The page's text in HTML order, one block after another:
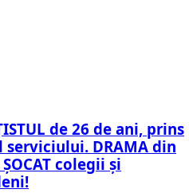
de 26 de ani, prins
serviciului. DRAMA din
colegii și